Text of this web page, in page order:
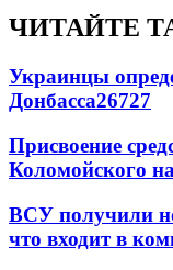
ЧИТАЙТЕ
Украинцы
Донбасса26727
Присвоение
Коломойского
ВСУ получили
что входит в